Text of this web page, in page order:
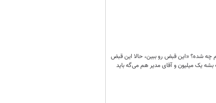
چه شده؟ «این قبض رو ببین، حالا این قبض
بشه 600 هزار تومان؟» یکی دیگر از مراجعان زمزمه می کرد: «قبض 80 تومنی خونه بشه یک میلیون و آقای مدیر هم می‌گه باید